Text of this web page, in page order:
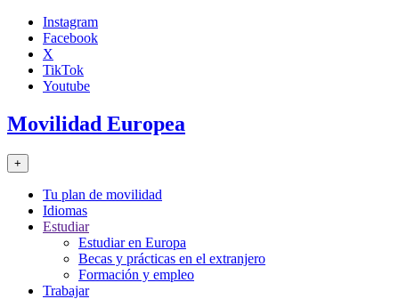
Instagram
Facebook
X
TikTok
Youtube
Movilidad Europea
+
Tu plan de movilidad
Idiomas
Estudiar
Estudiar en Europa
Becas y prácticas en el extranjero
Formación y empleo
Trabajar